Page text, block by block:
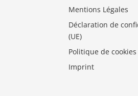
Mentions Légales
Déclaration de
(UE)
Politique de cookies
Imprint